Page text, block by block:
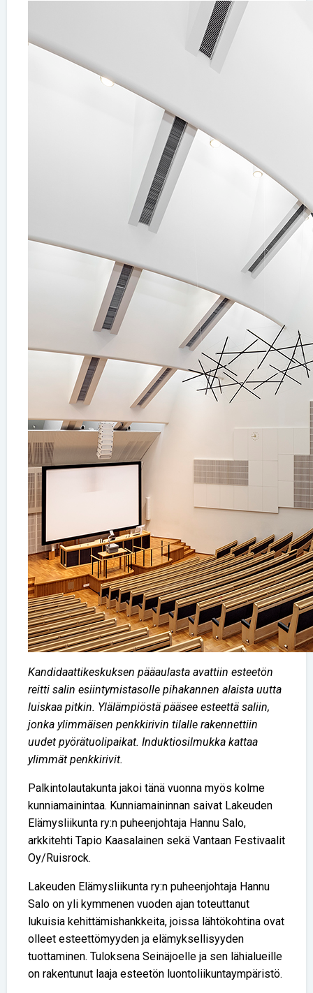
Kandidaattikeskuksen pääaulasta avattiin esteetön
reitti salin esiintymistasolle pihakannen alaista uutta
luiskaa pitkin. Ylälämpiöstä pääsee esteettä saliin,
jonka ylimmäisen penkkirivin tilalle rakennettiin
uudet pyörätuolipaikat. Induktiosilmukka kattaa
ylimmät penkkirivit.
Palkintolautakunta jakoi tänä vuonna myös kolme
kunniamainintaa. Kunniamaininnan saivat Lakeuden
Elämysliikunta ry:n puheenjohtaja Hannu Salo,
arkkitehti Tapio Kaasalainen sekä Vantaan Festivaalit
Oy/Ruisrock.
Lakeuden Elämysliikunta ry:n puheenjohtaja Hannu
Salo on yli kymmenen vuoden ajan toteuttanut
lukuisia kehittämishankkeita, joissa lähtökohtina ovat
olleet esteettömyyden ja elämyksellisyyden
tuottaminen. Tuloksena Seinäjoelle ja sen lähialueille
on rakentunut laaja esteetön luontoliikuntaympäristö.